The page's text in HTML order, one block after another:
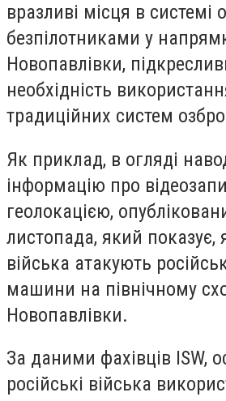
вразливі місця в системі
безпілотниками у
Новопавлівки,
необхідність
традиційних систем
Як приклад, в огляді
інформацію про
геолокацією,
листопада, який показує,
війська атакують
машини на північному
Новопавлівки.
За даними фахівців ISW,
російські війська